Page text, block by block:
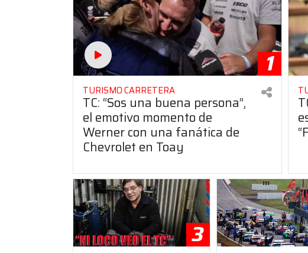
1
TURISMO CARRETERA
TC: “Sos una buena persona”,
el emotivo momento de
Werner con una fanática de
Chevrolet en Toay
3